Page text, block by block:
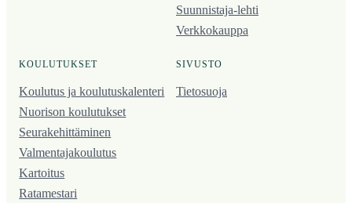
Suunnistaja-lehti
Verkkokauppa
KOULUTUKSET
Koulutus ja koulutus­kalenteri
Nuorison koulutukset
Seura­kehittäminen
Valmentaja­koulutus
Kartoitus
Ratamestari
SIVUSTO
Tietosuoja